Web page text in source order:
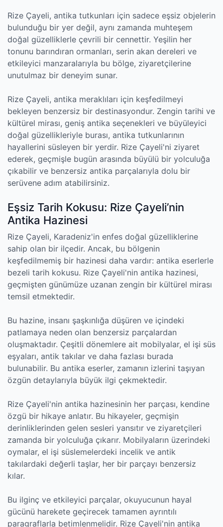
Rize Çayeli, antika tutkunları için sadece eşsiz objelerin
bulunduğu bir yer değil, aynı zamanda muhteşem
doğal güzelliklerle çevrili bir cennettir. Yeşilin her
tonunu barındıran ormanları, serin akan dereleri ve
etkileyici manzaralarıyla bu bölge, ziyaretçilerine
unutulmaz bir deneyim sunar.
Rize Çayeli, antika meraklıları için keşfedilmeyi
bekleyen benzersiz bir destinasyondur. Zengin tarihi ve
kültürel mirası, geniş antika seçenekleri ve büyüleyici
doğal güzellikleriyle burası, antika tutkunlarının
hayallerini süsleyen bir yerdir. Rize Çayeli'ni ziyaret
ederek, geçmişle bugün arasında büyülü bir yolculuğa
çıkabilir ve benzersiz antika parçalarıyla dolu bir
serüvene adım atabilirsiniz.
Eşsiz Tarih Kokusu: Rize Çayeli’nin
Antika Hazinesi
Rize Çayeli, Karadeniz'in enfes doğal güzelliklerine
sahip olan bir ilçedir. Ancak, bu bölgenin
keşfedilmemiş bir hazinesi daha vardır: antika eserlerle
bezeli tarih kokusu. Rize Çayeli'nin antika hazinesi,
geçmişten günümüze uzanan zengin bir kültürel mirası
temsil etmektedir.
Bu hazine, insanı şaşkınlığa düşüren ve içindeki
patlamaya neden olan benzersiz parçalardan
oluşmaktadır. Çeşitli dönemlere ait mobilyalar, el işi süs
eşyaları, antik takılar ve daha fazlası burada
bulunabilir. Bu antika eserler, zamanın izlerini taşıyan
özgün detaylarıyla büyük ilgi çekmektedir.
Rize Çayeli'nin antika hazinesinin her parçası, kendine
özgü bir hikaye anlatır. Bu hikayeler, geçmişin
derinliklerinden gelen sesleri yansıtır ve ziyaretçileri
zamanda bir yolculuğa çıkarır. Mobilyaların üzerindeki
oymalar, el işi süslemelerdeki incelik ve antik
takılardaki değerli taşlar, her bir parçayı benzersiz
kılar.
Bu ilginç ve etkileyici parçalar, okuyucunun hayal
gücünü harekete geçirecek tamamen ayrıntılı
paragraflarla betimlenmelidir. Rize Çayeli'nin antika